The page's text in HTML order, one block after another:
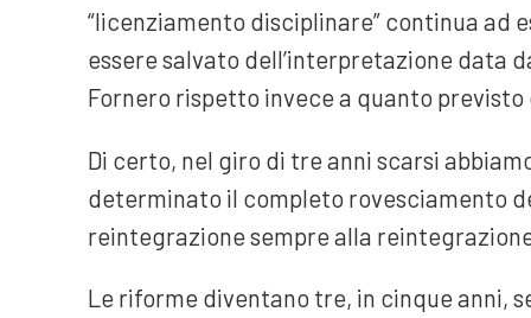
“licenziamento disciplinare” continua ad
essere salvato dell’interpretazione data
Fornero rispetto invece a quanto previsto
Di certo, nel giro di tre anni scarsi
determinato il completo rovesciamento
reintegrazione sempre alla
Le riforme diventano tre, in cinque anni,